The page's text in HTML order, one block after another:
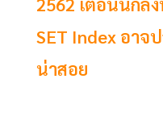
SET Index อาจ
น่าสอย